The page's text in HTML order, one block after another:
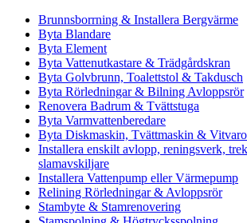
Brunnsborrning & Installera Bergvärme
Byta Blandare
Byta Element
Byta Vattenutkastare & Trädgårdskran
Byta Golvbrunn, Toalettstol & Takdusch
Byta Rörledningar & Bilning Avloppsrör
Renovera Badrum & Tvättstuga
Byta Varmvattenberedare
Byta Diskmaskin, Tvättmaskin &
Installera enskilt avlopp, reningsverk,
slamavskiljare
Installera Vattenpump eller Värmepump
Relining Rörledningar & Avloppsrör
Stambyte & Stamrenovering